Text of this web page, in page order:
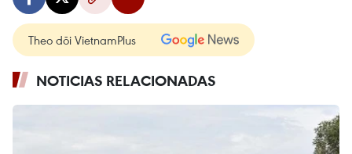
Theo dõi VietnamPlus
NOTICIAS RELACIONADAS